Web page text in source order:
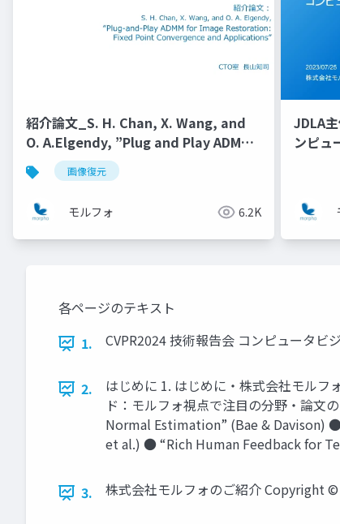
紹介論文_S. H. Chan, X. Wang, and
O. A.Elgendy, ”Plug and Play ADMM
for Image RestorationFixed Point
Convergence and Applications”
画像復元
モルフォ 6.2K
JDLA
ンピュ
各ページのテキスト
1.
CVPR2024 技術報告会 コンピュータ
2.
はじめに 1. はじめに・株式会社モルフ
ド：モルフォ視点で注目の分野・論
Normal Estimation” (Bae & Davison)
et al.) ● “Rich Human Feedback for
3. 株式会社モルフォのご紹介 Copyright